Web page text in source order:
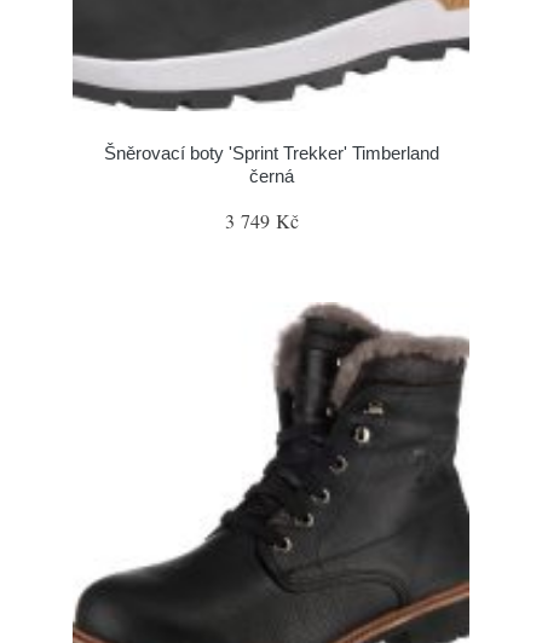
Šněrovací boty 'Sprint Trekker' Timberland
černá
3 749 Kč